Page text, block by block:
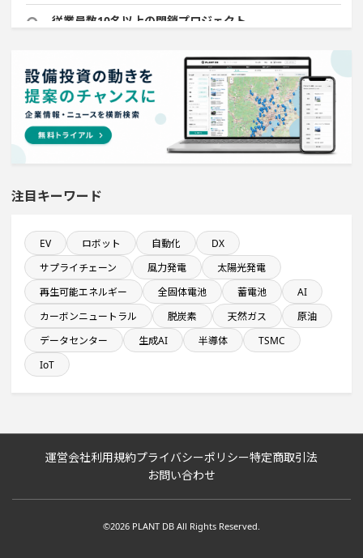
従業員数10名以上の閉鎖プロジェクト
医薬品工場のプロジェクト
ホテル・宿泊事業を営む会社で10億円以上投資する設備
新設計画
従業員数が100人以上の企業一覧
半導体設備に投資する設備新設計画
自動車関連工場のプロジェクト
年間研究開発費が100億円以上の企業一覧
食品関連工場のプロジェクト
年間設備投資額が100億円以上の企業一覧
注目キーワード
EV ロボット 自動化
DX
サプライチェーン
風力発電
太陽光発電
再生可能エネルギー
全固体電池 蓄電池
AI
カーボンニュートラル
脱炭素 天然ガス
原油
データセンター
生成AI 半導体
TSMC
IoT
運営会社利用規約プライバシーポリシー特定商取引法
お問い合わせ
©2026 PLANT DB All Rights Reserved.